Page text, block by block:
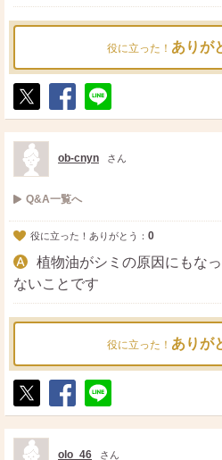
役に立った！ ありが
ポ
ス
ト
シ
ェ
送
る
ob-cnyn さん
Q&A一覧へ
役に立った！ありがとう： 0
植物油がシミの原因にもな
ないことです
役に立った！ ありが
ポ
ス
ト
シ
ェ
送
る
olo_46 さん